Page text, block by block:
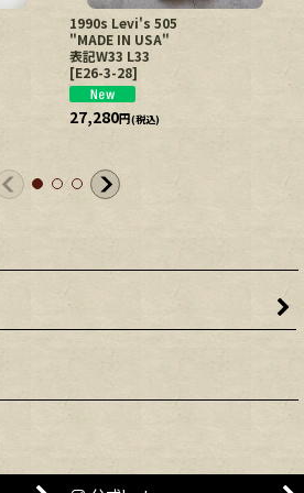
1990s Levi's 505
"MADE IN USA"
表記W33 L33
[E26-3-28]
27,280円(税込)